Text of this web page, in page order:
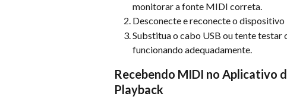
monitorar a fonte MIDI correta.
Desconecte e reconecte o
Substitua o cabo USB ou tente
funcionando adequadamente.
Recebendo MIDI no Aplicativo
Playback